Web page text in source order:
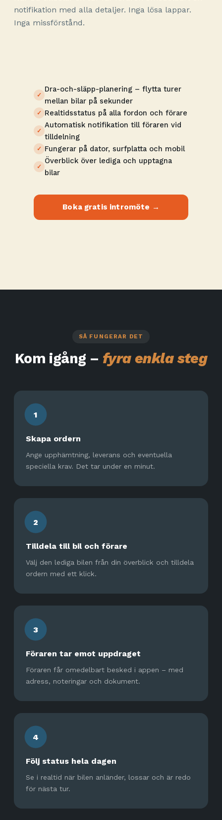
notifikation med alla detaljer. Inga lösa lappar.
Inga missförstånd.
Dra-och-släpp-planering – flytta turer
mellan bilar på sekunder
Realtidsstatus på alla fordon och förare
Automatisk notifikation till föraren vid
tilldelning
Fungerar på dator, surfplatta och mobil
Överblick över lediga och upptagna
bilar
Boka gratis intromöte →
SÅ FUNGERAR DET
Kom igång – fyra enkla steg
1
Skapa ordern
Ange upphämtning, leverans och eventuella
speciella krav. Det tar under en minut.
2
Tilldela till bil och förare
Välj den lediga bilen från din överblick och tilldela
ordern med ett klick.
3
Föraren tar emot uppdraget
Föraren får omedelbart besked i appen – med
adress, noteringar och dokument.
4
Följ status hela dagen
Se i realtid när bilen anländer, lossar och är redo
för nästa tur.